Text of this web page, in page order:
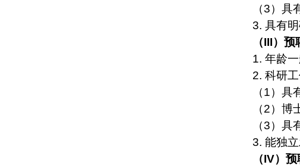
（3）具
3. 具有
（III）预
1. 年龄
2. 科研
（1）具
（2）博
（3）具
3. 能独立
（IV）预